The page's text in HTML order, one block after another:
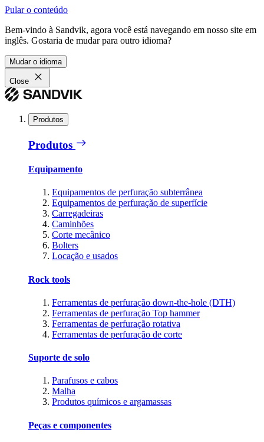
Pular o conteúdo
Bem-vindo à Sandvik, agora você está navegando em nosso site em
inglês. Gostaria de mudar para outro idioma?
Mudar o idioma
Close
Produtos
Produtos
Equipamento
Equipamentos de perfuração subterrânea
Equipamentos de perfuração de superfície
Carregadeiras
Caminhões
Corte mecânico
Bolters
Locação e usados
Rock tools
Ferramentas de perfuração down-the-hole (DTH)
Ferramentas de perfuração Top hammer
Ferramentas de perfuração rotativa
Ferramentas de perfuração de corte
Suporte de solo
Parafusos e cabos
Malha
Produtos químicos e argamassas
Peças e componentes